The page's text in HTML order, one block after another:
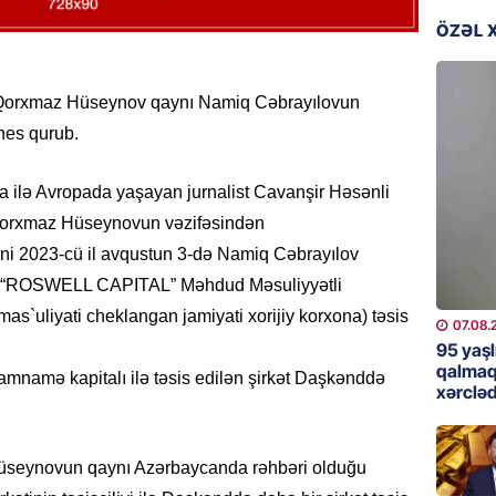
Hüseynov qaynı Namiq Cəbrayılovun
qurub.
ilə Avropada yaşayan jurnalist Cavanşir Həsənli
Hüseynovun vəzifəsindən
2023-cü il avqustun 3-də Namiq Cəbrayılov
CAPITAL” Məhdud Məsuliyyətli
cheklangan jamiyati xorijiy korxona) təsis
kapitalı ilə təsis edilən şirkət Daşkənddə
qaynı Azərbaycanda rəhbəri olduğu
Çin
MANŞET
“Birgə
İDMAN
ÖZƏL
95